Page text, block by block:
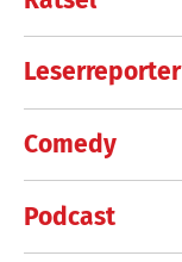
Leserreporter
Comedy
Podcast